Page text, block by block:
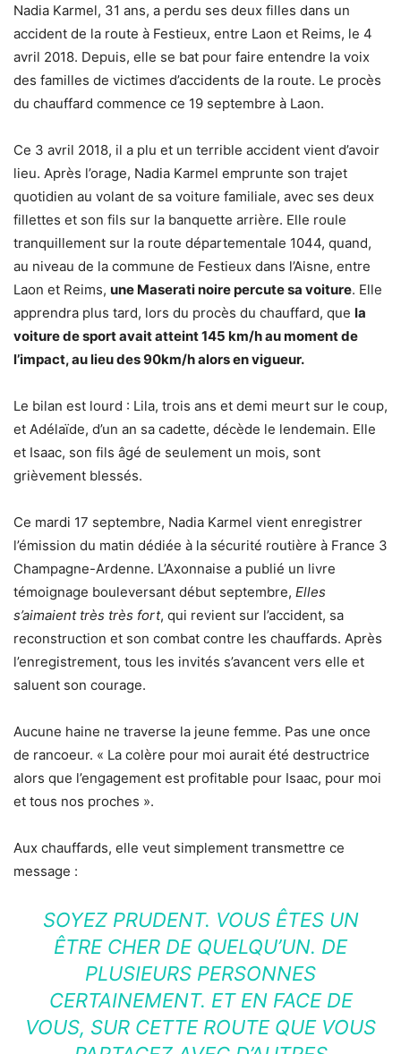
Nadia Karmel, 31 ans, a perdu ses deux filles dans un
accident de la route à Festieux, entre Laon et Reims, le 4
avril 2018. Depuis, elle se bat pour faire entendre la voix
des familles de victimes d’accidents de la route. Le procès
du chauffard commence ce 19 septembre à Laon.
Ce 3 avril 2018, il a plu et un terrible accident vient d’avoir
lieu. Après l’orage, Nadia Karmel emprunte son trajet
quotidien au volant de sa voiture familiale, avec ses deux
fillettes et son fils sur la banquette arrière. Elle roule
tranquillement sur la route départementale 1044, quand,
au niveau de la commune de Festieux dans l’Aisne, entre
Laon et Reims, une Maserati noire percute sa voiture. Elle
apprendra plus tard, lors du procès du chauffard, que la
voiture de sport avait atteint 145 km/h au moment de
l’impact, au lieu des 90km/h alors en vigueur.
Le bilan est lourd : Lila, trois ans et demi meurt sur le coup,
et Adélaïde, d’un an sa cadette, décède le lendemain. Elle
et Isaac, son fils âgé de seulement un mois, sont
grièvement blessés.
Ce mardi 17 septembre, Nadia Karmel vient enregistrer
l’émission du matin dédiée à la sécurité routière à France 3
Champagne-Ardenne. L’Axonnaise a publié un livre
témoignage bouleversant début septembre, Elles
s’aimaient très très fort, qui revient sur l’accident, sa
reconstruction et son combat contre les chauffards. Après
l’enregistrement, tous les invités s’avancent vers elle et
saluent son courage.
Aucune haine ne traverse la jeune femme. Pas une once
de rancoeur. « La colère pour moi aurait été destructrice
alors que l’engagement est profitable pour Isaac, pour moi
et tous nos proches ».
Aux chauffards, elle veut simplement transmettre ce
message :
SOYEZ PRUDENT. VOUS ÊTES UN
ÊTRE CHER DE QUELQU’UN. DE
PLUSIEURS PERSONNES
CERTAINEMENT. ET EN FACE DE
VOUS, SUR CETTE ROUTE QUE VOUS